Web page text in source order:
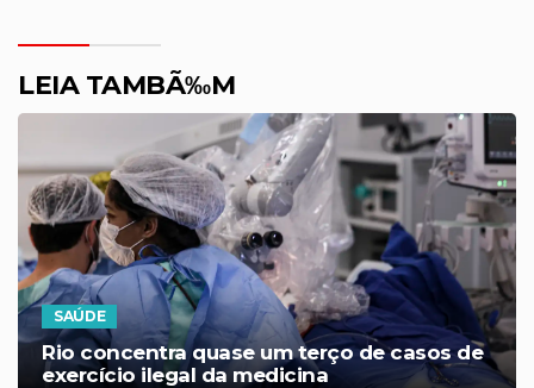
LEIA TAMBÃ‰M
SAÚDE
Rio concentra quase um terço de casos de
exercício ilegal da medicina